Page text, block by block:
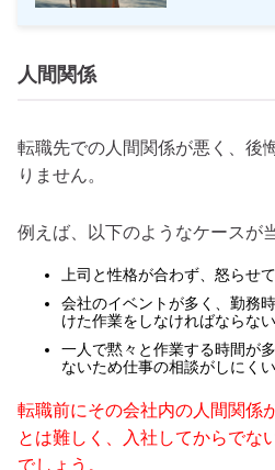
人間関係
転職先での人間関係が悪く、後
りません。
例えば、以下のようなケースが
上司と性格が合わず、怒らせ
会社のイベントが多く、勤務
けた作業をしなければならない
一人で黙々と作業する時間が
ないため仕事の相談がしにくい
転職前にその会社内の人間関係
とは難しく、入社してからでな
でしょう。